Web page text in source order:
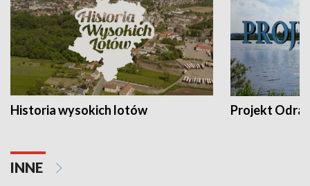
Historia wysokich lotów Projekt Odra
INNE